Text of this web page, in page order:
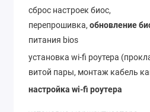
сброс настроек биос,
перепрошивка, обновление
питания bios
установка wi-fi роутера
витой пары, монтаж кабель
настройка wi-fi роутера